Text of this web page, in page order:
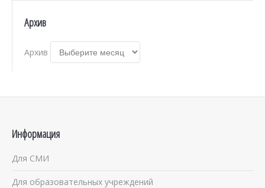
Архив
Архив
Информация
Для СМИ
Для образовательных учреждений